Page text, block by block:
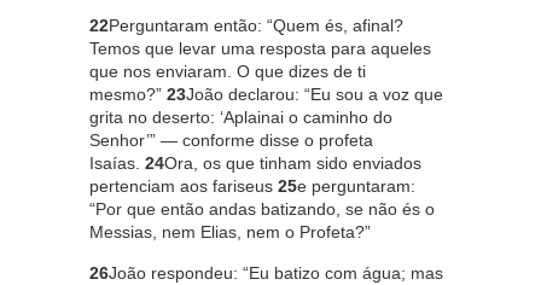
22Perguntaram então: “Quem és, afinal?
Temos que levar uma resposta para aqueles
que nos enviaram. O que dizes de ti
mesmo?” 23João declarou: “Eu sou a voz que
grita no deserto: ‘Aplainai o caminho do
Senhor’” — conforme disse o profeta
Isaías. 24Ora, os que tinham sido enviados
pertenciam aos fariseus 25e perguntaram:
“Por que então andas batizando, se não és o
Messias, nem Elias, nem o Profeta?”
26João respondeu: “Eu batizo com água; mas